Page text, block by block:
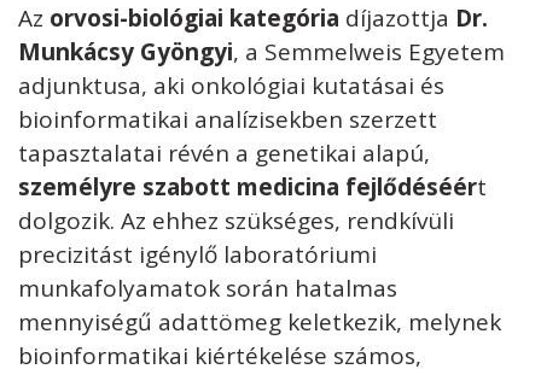
Az orvosi-biológiai kategória díjazottja Dr.
Munkácsy Gyöngyi, a Semmelweis Egyetem
adjunktusa, aki onkológiai kutatásai és
bioinformatikai analízisekben szerzett
tapasztalatai révén a genetikai alapú,
személyre szabott medicina fejlődéséért
dolgozik. Az ehhez szükséges, rendkívüli
precizitást igénylő laboratóriumi
munkafolyamatok során hatalmas
mennyiségű adattömeg keletkezik, melynek
bioinformatikai kiértékelése számos,